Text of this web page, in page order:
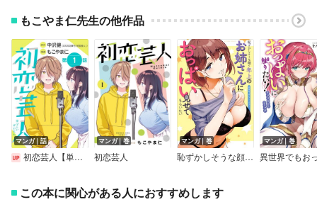
もこやま仁先生の他作品
マンガ｜話
初恋芸人【単話】
マンガ｜巻
初恋芸人
マンガ｜巻
恥ずかしそうな顔で年上のお姉さんにおっぱい見せてもらいたい 赤面おっぱいアンソロジー 1
マンガ｜巻
この本に関心がある人におすすめします